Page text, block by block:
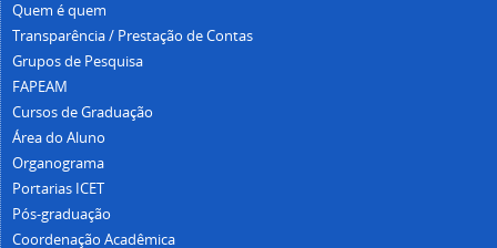
Quem é quem
Transparência / Prestação de Contas
Grupos de Pesquisa
FAPEAM
Cursos de Graduação
Área do Aluno
Organograma
Portarias ICET
Pós-graduação
Coordenação Acadêmica